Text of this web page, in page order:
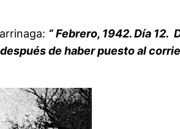
“ Febrero, 1942. Día 12.
de haber puesto al